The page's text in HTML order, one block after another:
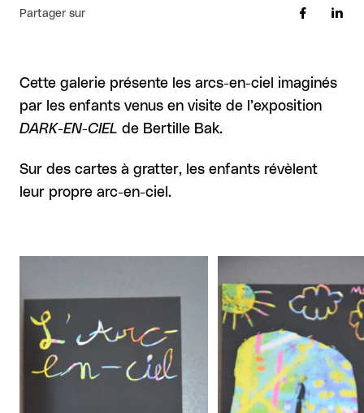
Partager sur
Cette galerie présente les arcs-en-ciel imaginés
par les enfants venus en visite de l’exposition
DARK-EN-CIEL de Bertille Bak.
Sur des cartes à gratter, les enfants révèlent
leur propre arc-en-ciel.